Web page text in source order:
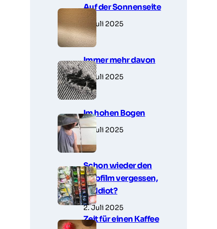
Auf der Sonnenseite
5. Juli 2025
Immer mehr davon
5. Juli 2025
Im hohen Bogen
3. Juli 2025
Schon wieder den
Farbfilm vergessen,
Du Idiot?
2. Juli 2025
Zeit für einen Kaffee